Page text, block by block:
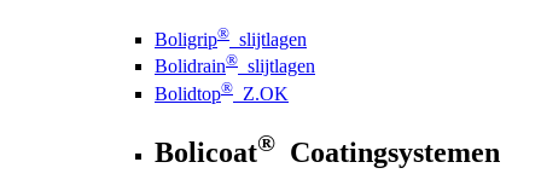
Boligrip® slijtlagen
Bolidrain® slijtlagen
Bolidtop® Z.OK
Bolicoat® Coatingsystemen